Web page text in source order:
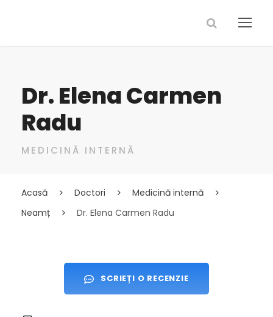
Dr. Elena Carmen
Radu
MEDICINĂ INTERNĂ
Acasă Doctori
Medicină internă
Neamț
Dr. Elena Carmen Radu
SCRIEȚI O RECENZIE